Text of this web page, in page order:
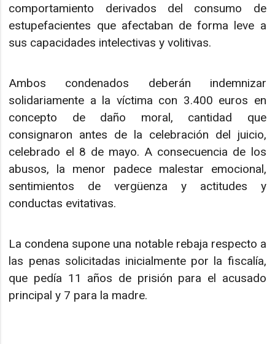
comportamiento derivados del consumo de
estupefacientes que afectaban de forma leve a
sus capacidades intelectivas y volitivas.
Ambos condenados deberán indemnizar
solidariamente a la víctima con 3.400 euros en
concepto de daño moral, cantidad que
consignaron antes de la celebración del juicio,
celebrado el 8 de mayo. A consecuencia de los
abusos, la menor padece malestar emocional,
sentimientos de vergüenza y actitudes y
conductas evitativas.
La condena supone una notable rebaja respecto a
las penas solicitadas inicialmente por la fiscalía,
que pedía 11 años de prisión para el acusado
principal y 7 para la madre.